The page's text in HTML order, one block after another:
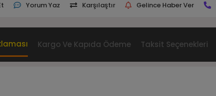
Yorum Yaz Karşılaştır Gelince Haber Ver
Kargo Ve Kapıda Ödeme Taksit Seçenekleri